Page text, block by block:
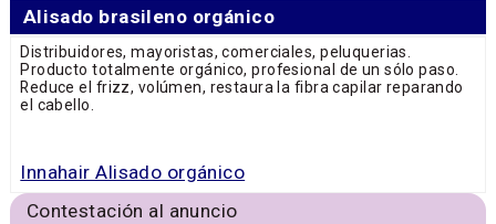
Alisado brasileno orgánico
Distribuidores, mayoristas, comerciales, peluquerias.
Producto totalmente orgánico, profesional de un sólo paso.
Reduce el frizz, volúmen, restaura la fibra capilar reparando
el cabello.
Innahair Alisado orgánico
Contestación al anuncio